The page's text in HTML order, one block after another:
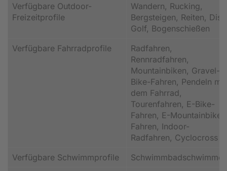
Verfügbare Outdoor-
Freizeitprofile
Wandern, Rucking,
Bergsteigen, Reiten, Disc
Golf, Bogenschießen
Verfügbare Fahrradprofile
Radfahren,
Rennradfahren,
Mountainbiken, Gravel-
Bike-Fahren, Pendeln mit
dem Fahrrad,
Tourenfahren, E-Bike-
Fahren, E-Mountainbike-
Fahren, Indoor-
Radfahren, Cyclocross
Verfügbare Schwimmprofile
Schwimmbadschwimmen